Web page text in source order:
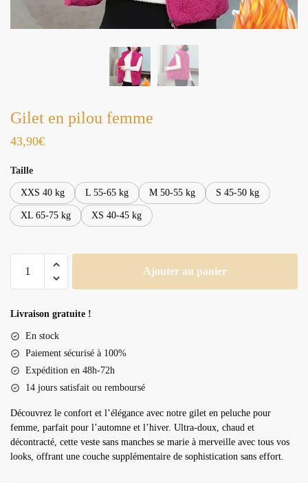
Gilet en pilou femme
43,90€
Taille
XXS 40 kg L 55-65 kg M 50-55 kg S 45-50 kg
XL 65-75 kg XS 40-45 kg
en
femme
Ajouter au panier
Livraison gratuite !
En stock
Paiement sécurisé à 100%
Expédition en 48h-72h
14 jours satisfait ou remboursé
Découvrez le confort et l’élégance avec notre gilet en peluche pour
femme, parfait pour l’automne et l’hiver. Ultra-doux, chaud et
décontracté, cette veste sans manches se marie à merveille avec tous vos
looks, offrant une couche supplémentaire de sophistication sans effort.